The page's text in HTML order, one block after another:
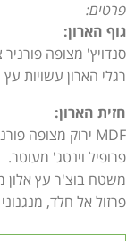
פרטים:
גוף הארון:
סנדויץ' מצופה פורניר
רגלי הארון עשויות עץ
חזית הארון:
MDF ירוק מצופה פורניר צבוע אפוקסי.
פרופיל וינטג' מעוטר.
משטח בוצ'ר עץ אלון
פרזול אל חלד,